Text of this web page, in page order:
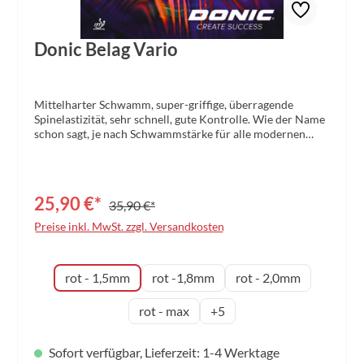
Donic Belag Vario
Mittelharter Schwamm, super-griffige, überragende
Spinelastizität, sehr schnell, gute Kontrolle. Wie der Name
schon sagt, je nach Schwammstärke für alle modernen
25,90 €* 35,90 €*
Preise inkl. MwSt. zzgl. Versandkosten
Schwammdickeauswählen
rot - 1,5mm rot -1,8mm rot - 2,0mm
rot - max +5
Sofort verfügbar, Lieferzeit: 1-4 Werktage